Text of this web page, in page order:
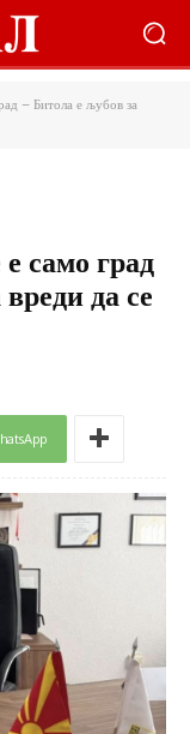
– Битола е љубов за
само град
да се